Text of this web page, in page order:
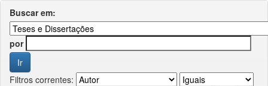
Buscar em:
por
Filtros correntes: